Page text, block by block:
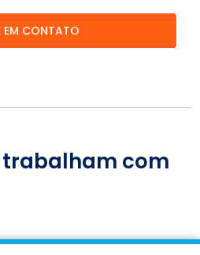
EM CONTATO
com